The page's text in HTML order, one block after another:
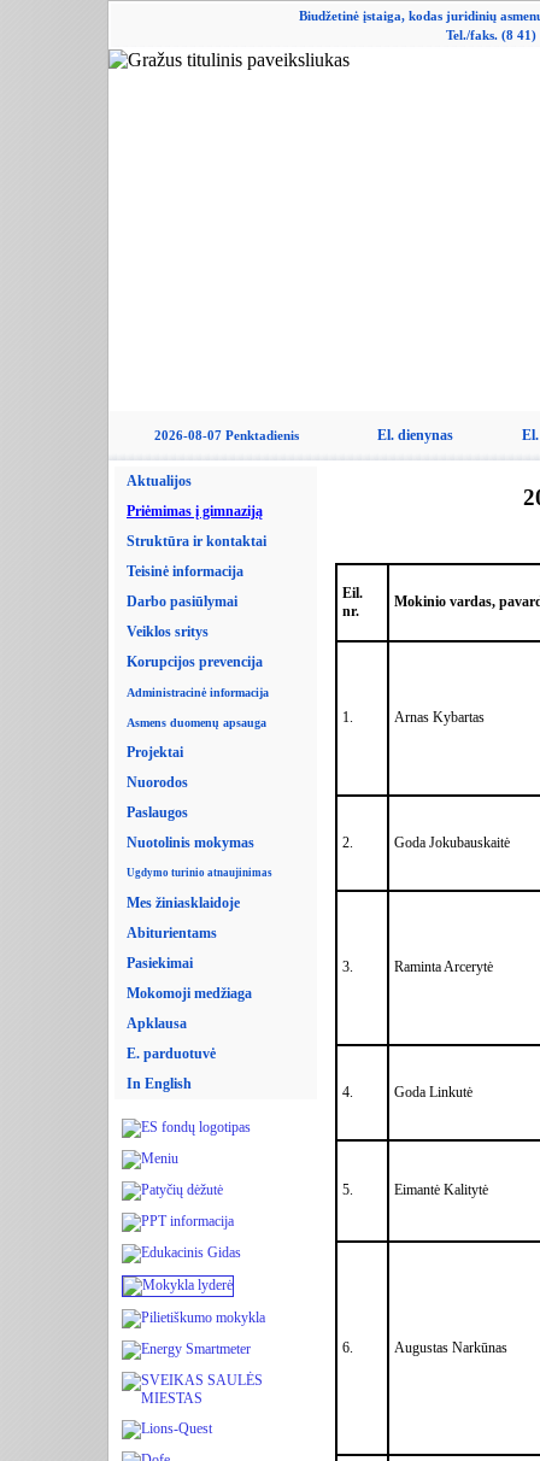
Biudžetinė įstaiga, kodas juridinių
Tel./faks. (8
2026-08-07 Penktadienis El. dienynas
Aktualijos
Priėmimas į gimnaziją
Struktūra ir kontaktai
Teisinė informacija
Darbo pasiūlymai
Veiklos sritys
Korupcijos prevencija
Administracinė informacija
Asmens duomenų apsauga
Projektai
Nuorodos
Paslaugos
Nuotolinis mokymas
Ugdymo turinio atnaujinimas
Mes žiniasklaidoje
Abiturientams
Pasiekimai
Mokomoji medžiaga
Apklausa
E. parduotuvė
In English
Eil.
nr.
Mokinio vardas,
1. Arnas Kybartas
2. Goda Jokubauskaitė
3. Raminta Arcerytė
4. Goda Linkutė
5. Eimantė Kalitytė
6. Augustas Narkūnas